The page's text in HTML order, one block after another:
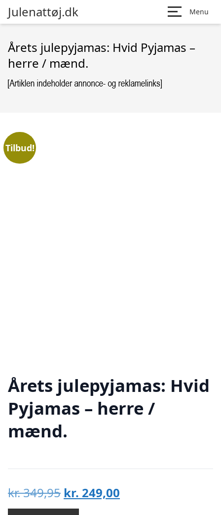
Julenattøj.dk Menu
Årets julepyjamas: Hvid Pyjamas –
herre / mænd.
Tilbud!
Årets julepyjamas: Hvid
Pyjamas – herre /
mænd.
kr.349,95 Den
oprindelige
kr. 249,00